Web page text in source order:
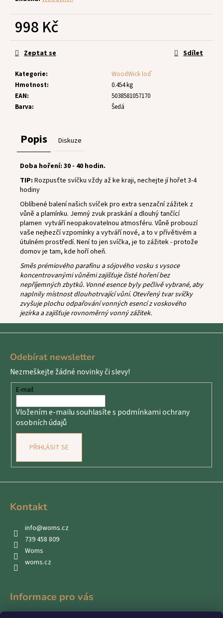
998 Kč
Měrná
cena:
Kategorie:
WoodWick loď
Hmotnost:
0.454 kg
EAN:
5038581057170
Barva: Šedá
Zeptat se Sdílet
Popis Diskuze
Doba hoření: 30 - 40 hodin.
TIP: Rozpusťte svíčku vždy až ke kraji, nechejte jí hořet 3-4
hodiny
Oblíbené balení našich svíček pro extra senzační zážitek z
vůně a plamínku. Jemný zvuk praskání a dlouhý tančící
plamen vytváří neopakovatelnou atmosféru. Vůně probouzí
vaše nejhezčí vzpomínky a vytváří nové, a to v přívětivém a
útulném prostředí. Není to jen svíčka, je to zážitek - protože
domov je tam, kde hoří oheň.
Směs prémiového parafínu a sójového vosku s vysoce
koncentrovanými vůněmi zajišťuje čisté hoření bez
nepříjemných zbytků. Vonné esence byly pečlivě vybrané, aby
naplnily místnost dlouhotrvající vůní. Otevřený tvar svíčky
zvyšuje plochu odpařování vonných esencí z voskového
jezírka a zajišťuje rovnoměrný vonný zážitek.
Odebírat newsletter
Nezmeškejte žádné novinky či slevy!
E-mail
Vložením e-mailu souhlasíte s podmínkami ochrany
osobních údajů
PŘIHLÁSIT SE
Kontakt
info@woms.cz
739 458 809
Woms
woms.cz
Informace pro vás